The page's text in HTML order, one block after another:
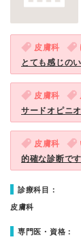
皮膚科
とても感じの
皮膚科
サードオピニ
皮膚科
的確な診断で
診療科目：
皮膚科
専門医・資格：